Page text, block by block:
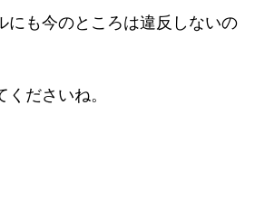
にも今のところは違反しないの
ださいね。